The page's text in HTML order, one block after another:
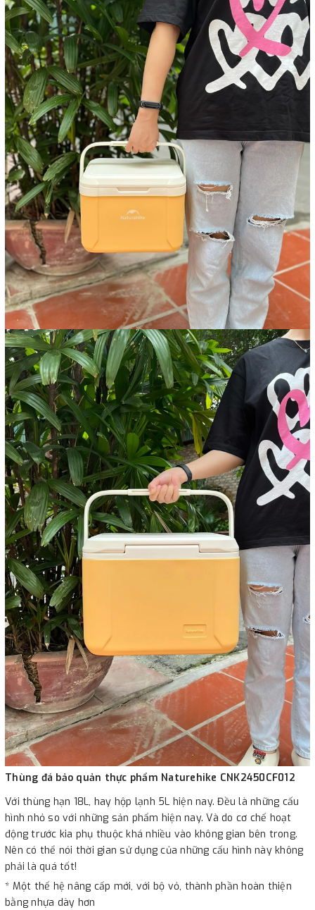
Thùng đá bảo quản thực phẩm Naturehike CNK2450CF012
Với thùng hạn 18L, hay hộp lạnh 5L hiện nay. Đều là những cấu
hình nhỏ so với những sản phẩm hiện nay. Và do cơ chế hoạt
động trước kia phụ thuộc khá nhiều vào không gian bên trong.
Nên có thể nói thời gian sử dụng của những cấu hình này không
phải là quá tốt!
* Một thế hệ nâng cấp mới, với bộ vỏ, thành phần hoàn thiện
bằng nhựa dày hơn